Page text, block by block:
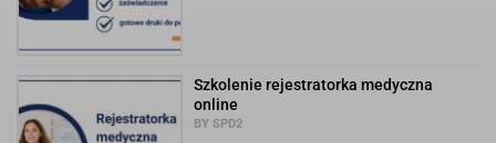
Szkolenie rejestratorka medyczna
online
BY SPD2